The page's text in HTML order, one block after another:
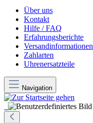
Über uns
Kontakt
Hilfe / FAQ
Erfahrungsberichte
Versandinformationen
Zahlarten
Uhrenersatzteile
Navigation